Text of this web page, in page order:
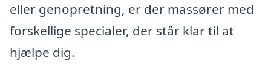
eller genopretning, er der massører med
forskellige specialer, der står klar til at
hjælpe dig.